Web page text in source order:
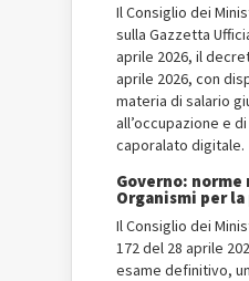
Il Consiglio dei
sulla Gazzetta
aprile 2026, il
aprile 2026, con
materia di salario
all’occupazione e
caporalato digitale.
Governo:
Organismi per
Il Consiglio dei
172 del 28 aprile
esame definitivo,